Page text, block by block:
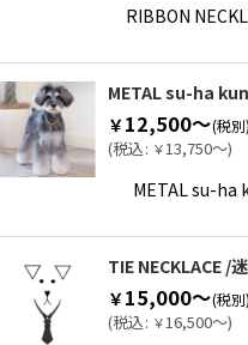
RIBBON
METAL su-ha kun
￥ 12,500～(税別)
(税込: ￥13,750～)
METAL su-ha
TIE NECKLACE /
￥ 15,000～(税別)
(税込: ￥16,500～)